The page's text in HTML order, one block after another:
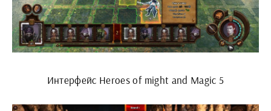
Интерфейс Heroes of might and Magic 5